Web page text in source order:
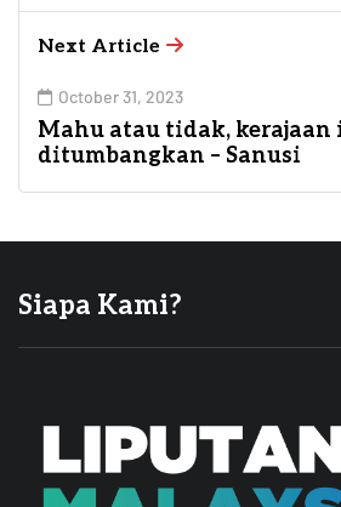
Next Article
October 31, 2023
Mahu atau tidak, kerajaan
ditumbangkan – Sanusi
Siapa Kami?